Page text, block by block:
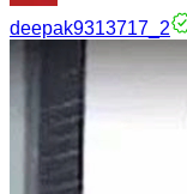
deepak9313717_2